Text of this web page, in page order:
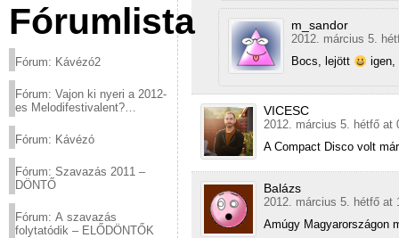
Fórumlista
Fórum: Kávézó2
Fórum: Vajon ki nyeri a 2012-
es Melodifestivalent?
Fórum: Kávézó
Fórum: Szavazás 2011 –
DÖNTŐ
Fórum: A szavazás
folytatódik – ELŐDÖNTŐK
m_sandor
2012. március 5.
Bocs, lejött
igen,
VICESC
2012. március 5. hétfő at
A Compact Disco volt
Balázs
2012. március 5. hétfő at
Amúgy Magyarországon